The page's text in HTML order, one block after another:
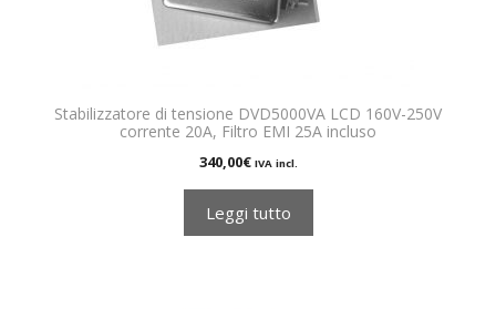
Stabilizzatore di tensione DVD5000VA LCD 160V-250V
corrente 20A, Filtro EMI 25A incluso
340,00€ IVA incl.
Leggi tutto